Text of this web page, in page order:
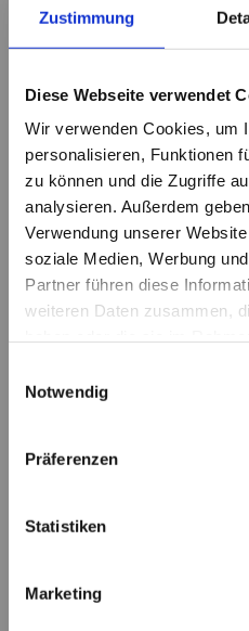
Zustimmung
Diese Webseite verwendet
Wir verwenden Cookies, um
personalisieren, Funktionen
zu können und die Zugriffe
analysieren. Außerdem
Verwendung unserer
soziale Medien, Werbung
Partner führen diese
weiteren Daten zusammen,
Notwendig
Präferenzen
Statistiken
Marketing